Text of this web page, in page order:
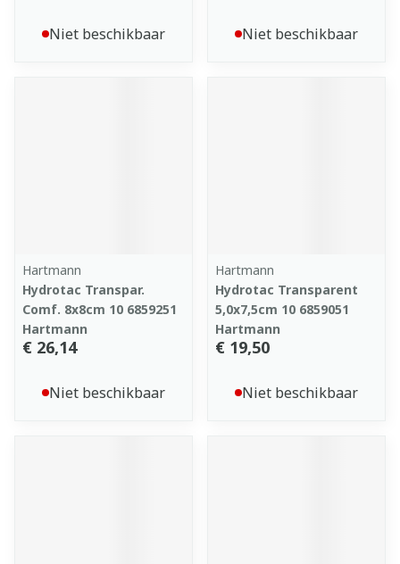
Niet beschikbaar Niet beschikbaar
Hartmann
Hydrotac Transpar.
Comf. 8x8cm 10 6859251
Hartmann
€ 26,14
Niet beschikbaar
Hartmann
Hydrotac Transparent
5,0x7,5cm 10 6859051
Hartmann
€ 19,50
Niet beschikbaar